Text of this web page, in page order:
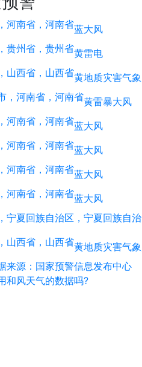
河南省，河南省蓝大风
贵州省，贵州省黄雷电
山西省，山西省黄地质灾害气
，河南省，河南省黄雷暴大风
河南省，河南省蓝大风
河南省，河南省蓝大风
河南省，河南省蓝大风
河南省，河南省蓝大风
宁夏回族自治区，宁夏回族自
山西省，山西省黄地质灾害气
来源：国家预警信息发布中心
和风天气的数据吗?